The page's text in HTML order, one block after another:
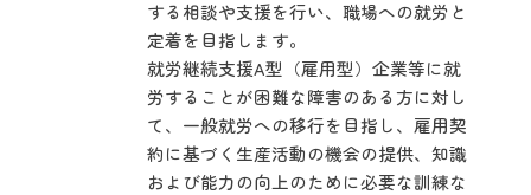
する相談や支援を行い、職場への就労と
定着を目指します。
就労継続支援A型（雇用型）企業等に就
労することが困難な障害のある方に対し
て、一般就労への移行を目指し、雇用契
約に基づく生産活動の機会の提供、知識
および能力の向上のために必要な訓練な